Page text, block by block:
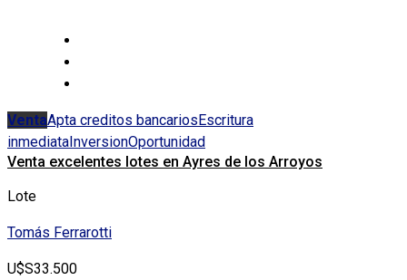
VentaApta creditos bancariosEscritura
inmediataInversionOportunidad
Venta excelentes lotes en Ayres de los Arroyos
Lote
Tomás Ferrarotti
U$S33.500